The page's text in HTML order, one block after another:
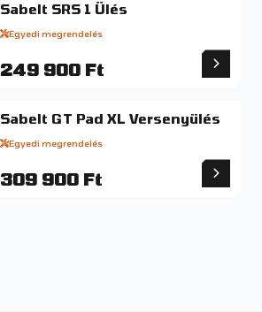
Sabelt SRS 1 Ülés
Egyedi megrendelés
249 900 Ft
Sabelt GT Pad XL Versenyülés
Egyedi megrendelés
309 900 Ft